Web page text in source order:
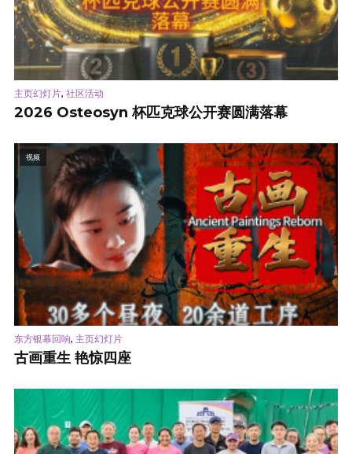
主页幻灯片, 社区活动
2026 Osteosyn 杯匹克球公开赛圆满落幕
视频
东方银幕回响, 主页幻灯片
古画重生 艳惊四座